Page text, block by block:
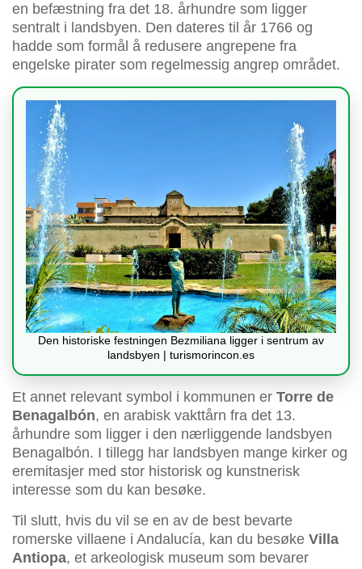
en befæstning fra det 18. århundre som ligger
sentralt i landsbyen. Den dateres til år 1766 og
hadde som formål å redusere angrepene fra
engelske pirater som regelmessig angrep området.
Den historiske festningen Bezmiliana ligger i sentrum av
landsbyen | turismorincon.es
Et annet relevant symbol i kommunen er Torre de
Benagalbón, en arabisk vakttårn fra det 13.
århundre som ligger i den nærliggende landsbyen
Benagalbón. I tillegg har landsbyen mange kirker og
eremitasjer med stor historisk og kunstnerisk
interesse som du kan besøke.
Til slutt, hvis du vil se en av de best bevarte
romerske villaene i Andalucía, kan du besøke Villa
Antiopa, et arkeologisk museum som bevarer